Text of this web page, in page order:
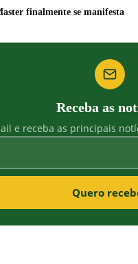
finalmente se manifesta
Receba as
e receba as principais
Quero